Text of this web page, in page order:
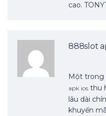
cao.
888slot
Một trong
apk ios thu
lâu dài
khuyến